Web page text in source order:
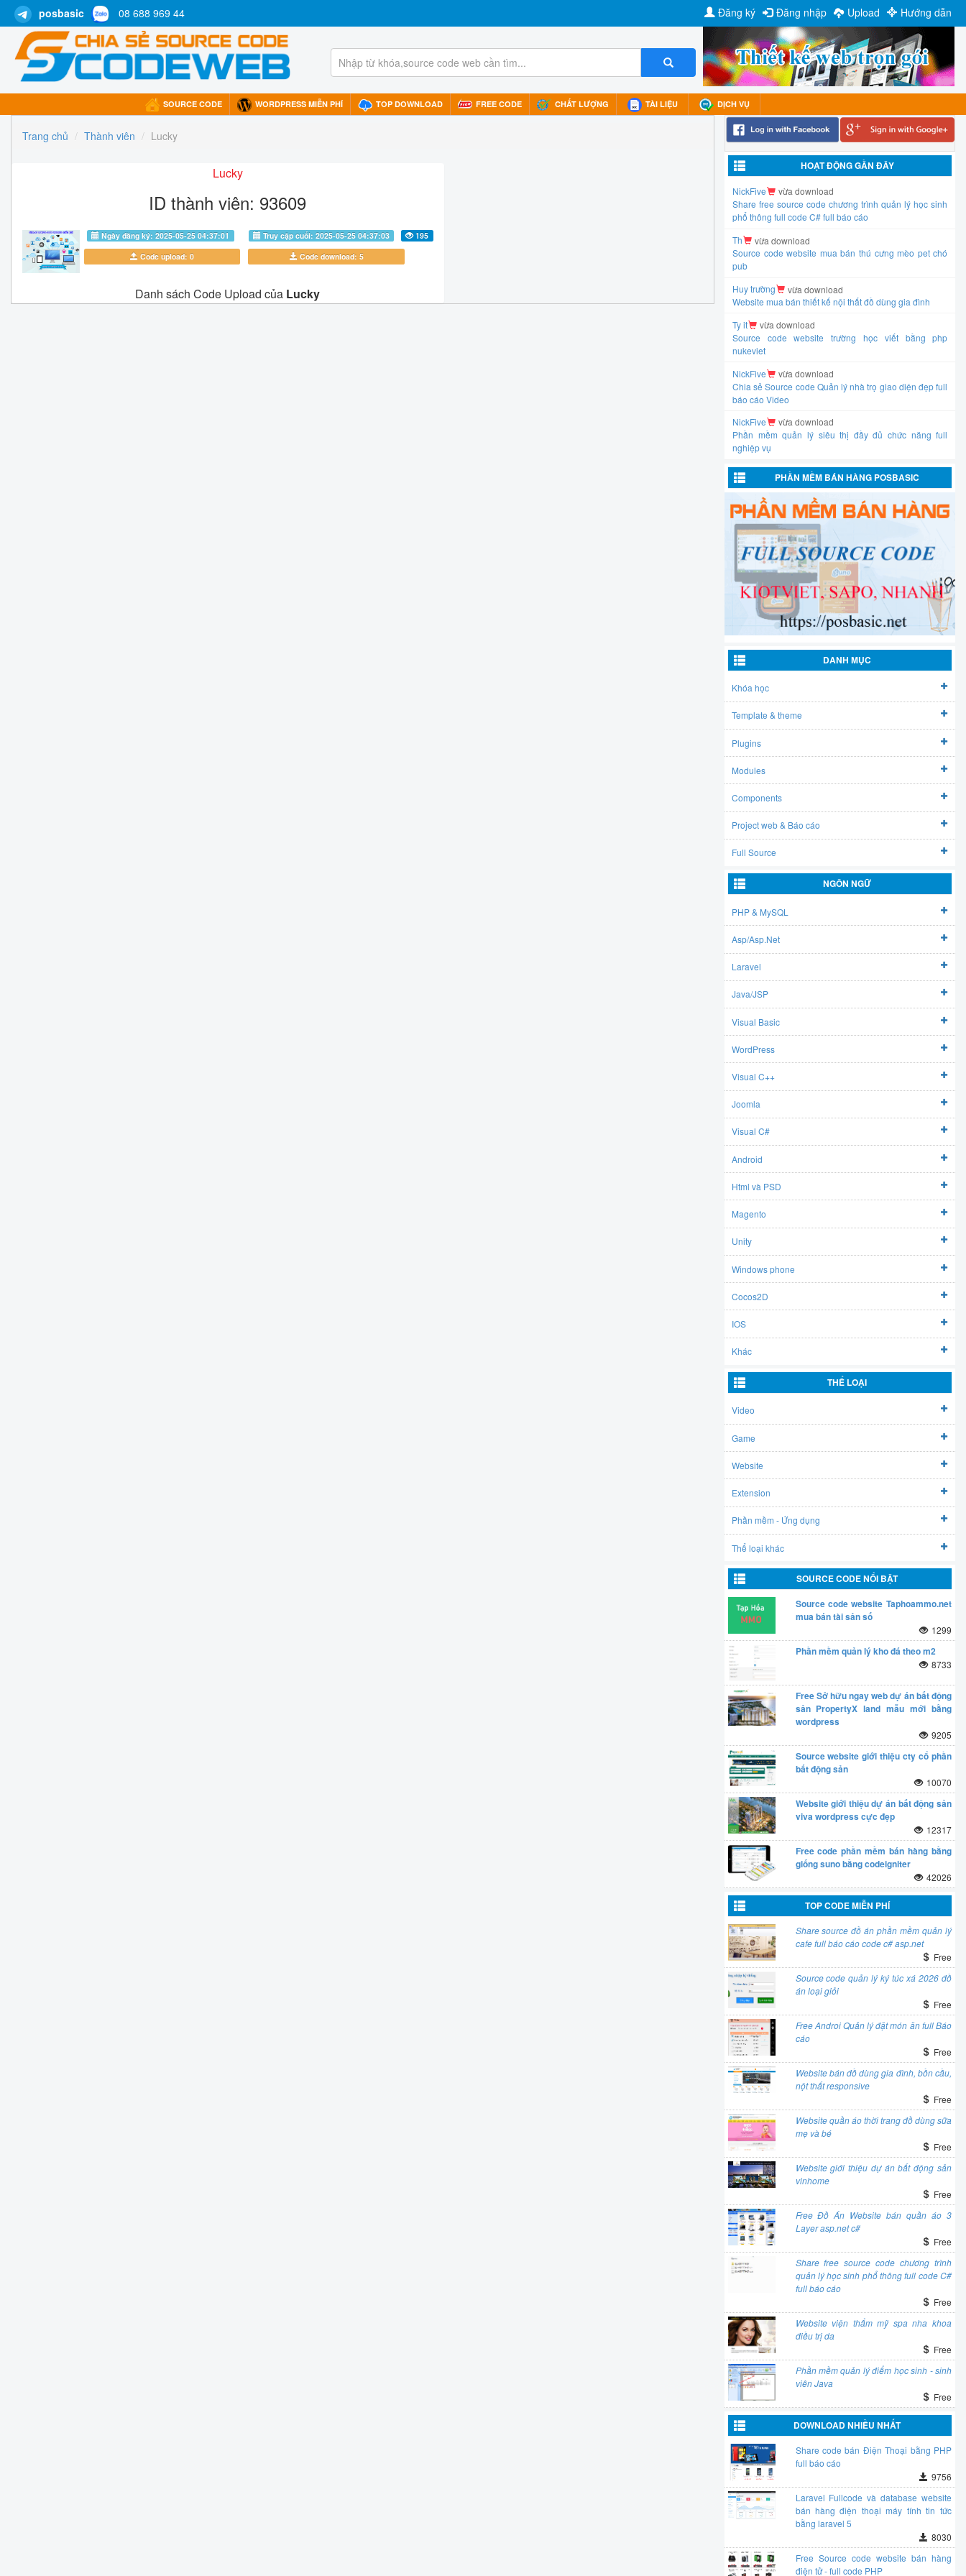
posbasic 08 688 969 44 Đăng ký Đăng nhập Upload Hướng dẫn
SOURCE CODE WORDPRESS MIỄN PHÍ TOP DOWNLOAD FREE CODE CHẤT LƯỢNG TÀI LIỆU DỊCH VỤ
Trang chủ Thành viên Lucky
Lucky
ID thành viên: 93609
195
Ngày đăng ký: 2025-05-25 04:37:01
Truy cập cuối: 2025-05-25 04:37:03
Code upload: 0
Code download: 5
Danh sách Code Upload của Lucky
HOẠT ĐỘNG GẦN ĐÂY
NickFive
vừa download
Share free source code chương trình quản lý học sinh
phổ thông full code C# full báo cáo
Th
vừa download
Source code website mua bán thú cưng mèo pet chó
pub
Huy trường
vừa download
Website mua bán thiết kế nội thất đồ dùng gia đình
Ty it
vừa download
Source code website trường học viết bằng php
nukeviet
NickFive
vừa download
Chia sẻ Source code Quản lý nhà trọ giao diện đẹp full
báo cáo Video
NickFive
vừa download
Phần mềm quản lý siêu thị đầy đủ chức năng full
nghiệp vụ
PHẦN MỀM BÁN HÀNG POSBASIC
DANH MỤC
Khóa học
Template & theme
Plugins
Modules
Components
Project web & Báo cáo
Full Source
NGÔN NGỮ
PHP & MySQL
Asp/Asp.Net
Laravel
Java/JSP
Visual Basic
WordPress
Visual C++
Joomla
Visual C#
Android
Html và PSD
Magento
Unity
Windows phone
Cocos2D
IOS
Khác
THỂ LOẠI
Video
Game
Website
Extension
Phần mềm - Ứng dụng
Thể loại khác
SOURCE CODE NỔI BẬT
Source code website Taphoammo.net
mua bán tài sản số
1299
Phần mềm quản lý kho đá theo m2
8733
Free Sở hữu ngay web dự án bất động
sản PropertyX land mẫu mới bằng
wordpress
9205
Source website giới thiệu cty cổ phần
bất động sản
10070
Website giới thiệu dự án bất động sản
viva wordpress cực đẹp
12317
Free code phần mềm bán hàng bằng
giống suno bằng codeigniter
42026
TOP CODE MIỄN PHÍ
Share source đồ án phần mềm quản lý
cafe full báo cáo code c# asp.net
Free
Source code quản lý ký túc xá 2026 đồ
án loại giỏi
Free
Free Androi Quản lý đặt món ăn full Báo
cáo
Free
Website bán đồ dùng gia đình, bồn cầu,
nột thất responsive
Free
Website quần áo thời trang đồ dùng sữa
mẹ và bé
Free
Website giới thiệu dự án bất động sản
vinhome
Free
Free Đồ Án Website bán quần áo 3
Layer asp.net c#
Free
Share free source code chương trình
quản lý học sinh phổ thông full code C#
full báo cáo
Free
Website viện thẩm mỹ spa nha khoa
điều trị da
Free
Phần mềm quản lý điểm học sinh - sinh
viên Java
Free
DOWNLOAD NHIỀU NHẤT
Share code bán Điện Thoại bằng PHP
full báo cáo
9756
Laravel Fullcode và database website
bán hàng điện thoại máy tính tin tức
bằng laravel 5
8030
Free Source code website bán hàng
điện tử - full code PHP